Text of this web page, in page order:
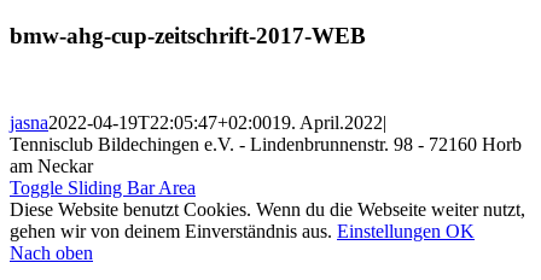
bmw-ahg-cup-zeitschrift-2017-WEB
jasna2022-04-19T22:05:47+02:0019. April.2022|
Tennisclub Bildechingen e.V. - Lindenbrunnenstr. 98 - 72160 Horb
am Neckar
Toggle Sliding Bar Area
Diese Website benutzt Cookies. Wenn du die Webseite weiter nutzt,
gehen wir von deinem Einverständnis aus. Einstellungen OK
Nach oben